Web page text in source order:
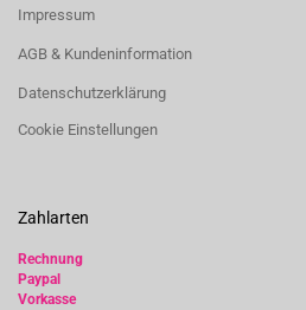
Impressum
AGB & Kundeninformation
Datenschutzerklärung
Cookie Einstellungen
Zahlarten
Rechnung
Paypal
Vorkasse